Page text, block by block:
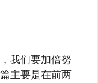
我们要加倍努
主要是在前两